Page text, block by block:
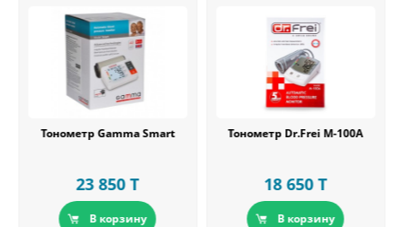
Тонометр Gamma Smart
23 850 T
В корзину
Тонометр Dr.Frei М-100А
18 650 T
В корзину